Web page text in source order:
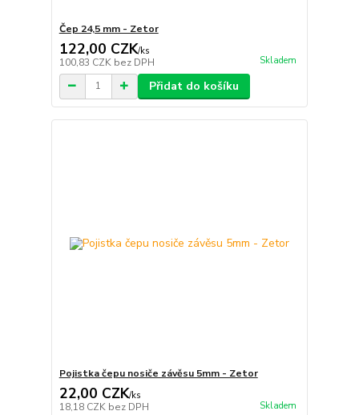
Čep 24,5 mm - Zetor
122,00 CZK/ks
100,83 CZK bez DPH Skladem
Přidat do košíku
Pojistka čepu nosiče závěsu 5mm - Zetor
22,00 CZK/ks
18,18 CZK bez DPH Skladem